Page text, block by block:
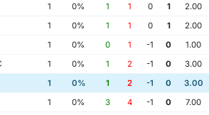
1 0% 1 1 0 1
2.00
1 0% 1 1 0 1
2.00
1 0% 0 1 -1 0
1.00
1 0% 1 2 -1 0
3.00
1 0% 1 2 -1 0
3.00
1 0% 3 4 -1 0
7.00